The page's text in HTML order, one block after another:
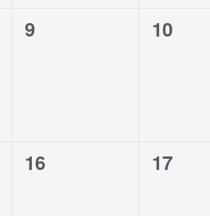
0
9
0
10
0
16
0
17